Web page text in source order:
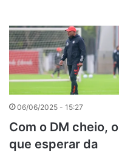
06/06/2025 - 15:27
Com o DM cheio, o
que esperar da